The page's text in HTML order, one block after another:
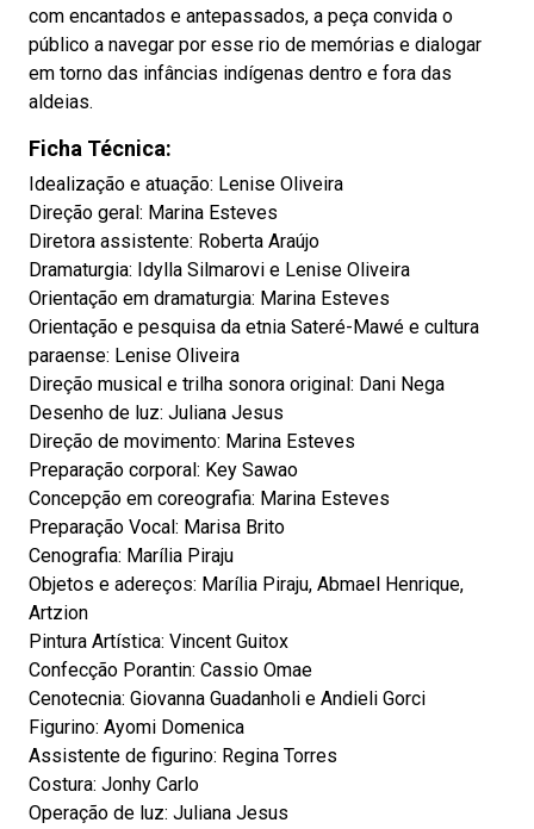
com encantados e antepassados, a peça convida o
público a navegar por esse rio de memórias e dialogar
em torno das infâncias indígenas dentro e fora das
aldeias.
Ficha Técnica:
Idealização e atuação: Lenise Oliveira
Direção geral: Marina Esteves
Diretora assistente: Roberta Araújo
Dramaturgia: Idylla Silmarovi e Lenise Oliveira
Orientação em dramaturgia: Marina Esteves
Orientação e pesquisa da etnia Sateré-Mawé e cultura
paraense: Lenise Oliveira
Direção musical e trilha sonora original: Dani Nega
Desenho de luz: Juliana Jesus
Direção de movimento: Marina Esteves
Preparação corporal: Key Sawao
Concepção em coreografia: Marina Esteves
Preparação Vocal: Marisa Brito
Cenografia: Marília Piraju
Objetos e adereços: Marília Piraju, Abmael Henrique,
Artzion
Pintura Artística: Vincent Guitox
Confecção Porantin: Cassio Omae
Cenotecnia: Giovanna Guadanholi e Andieli Gorci
Figurino: Ayomi Domenica
Assistente de figurino: Regina Torres
Costura: Jonhy Carlo
Operação de luz: Juliana Jesus